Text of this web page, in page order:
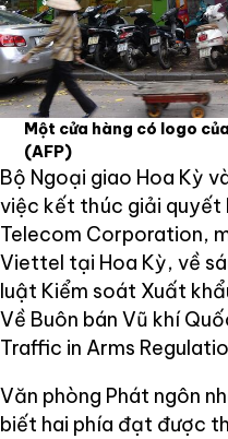
Một cửa hàng có logo
(AFP)
Bộ Ngoại giao Hoa Kỳ
việc kết thúc giải quyết
Telecom Corporation,
Viettel tại Hoa Kỳ, về
luật Kiểm soát Xuất
Về Buôn bán Vũ khí
Traffic in Arms
Văn phòng Phát ngôn
biết hai phía đạt được